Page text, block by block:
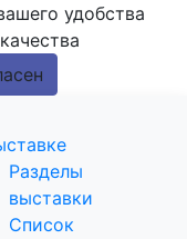
удобства
Разделы
выставки
Список